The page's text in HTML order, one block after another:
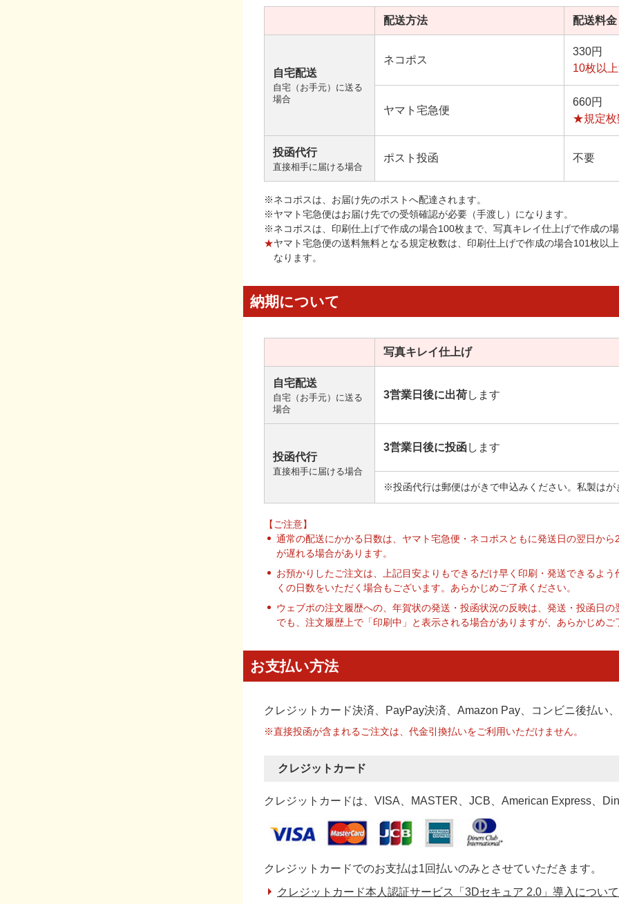
配送方法 配送料金
自宅配送
自宅（お手元）に送る
場合
ネコポス
330円
10枚以
ヤマト宅急便
660円
★規定枚
投函代行
直接相手に届ける場合
ポスト投函 不要
※ネコポスは、お届け先のポストへ配達されます。
※ヤマト宅急便はお届け先での受領確認が必要（手渡し）になります。
※ネコポスは、印刷仕上げで作成の場合100枚まで、写真キレイ仕上げで作成の
★ヤマト宅急便の送料無料となる規定枚数は、印刷仕上げで作成の場合101枚以
なります。
納期について
写真キレイ仕上げ
自宅配送
自宅（お手元）に送る
場合
3営業日後に出荷します
投函代行
直接相手に届ける場合
3営業日後に投函します
※投函代行は郵便はがきで申込みください。私製は
【ご注意】
通常の配送にかかる日数は、ヤマト宅急便・ネコポスともに発送日の翌日か
が遅れる場合があります。
お預かりしたご注文は、上記目安よりもできるだけ早く印刷・発送できるよ
くの日数をいただく場合もございます。あらかじめご了承ください。
ウェブポの注文履歴への、年賀状の発送・投函状況の反映は、発送・投函日
でも、注文履歴上で「印刷中」と表示される場合がありますが、あらかじめご
お支払い方法
クレジットカード決済、PayPay決済 、Amazon Pay、コンビニ後払い
※直接投函が含まれるご注文は、代金引換払いをご利用いただけません。
クレジットカード
クレジットカードは、VISA、MASTER、JCB、American Express、
クレジットカードでのお支払は1回払いのみとさせていただきます。
クレジットカード本人認証サービス「3Dセキュア 2.0」導入について